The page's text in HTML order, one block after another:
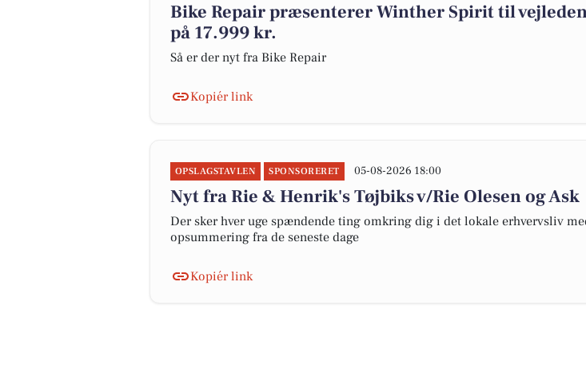
Bike Repair præsenterer Winther Spirit til
på 17.999 kr.
Så er der nyt fra Bike Repair
Kopiér link
OPSLAGSTAVLEN SPONSORERET 05-08-2026 18:00
Nyt fra Rie & Henrik's Tøjbiks v/Rie Olesen og Ask
Der sker hver uge spændende ting omkring dig i det lokale erhvervsliv
opsummering fra de seneste dage
Kopiér link